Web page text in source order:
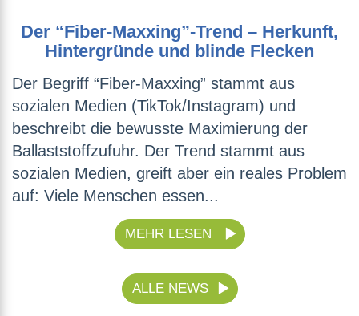
Der “Fiber-Maxxing”-Trend – Herkunft,
Hintergründe und blinde Flecken
Der Begriff “Fiber-Maxxing” stammt aus
sozialen Medien (TikTok/Instagram) und
beschreibt die bewusste Maximierung der
Ballaststoffzufuhr. Der Trend stammt aus
sozialen Medien, greift aber ein reales Problem
auf: Viele Menschen essen...
MEHR LESEN
ALLE NEWS